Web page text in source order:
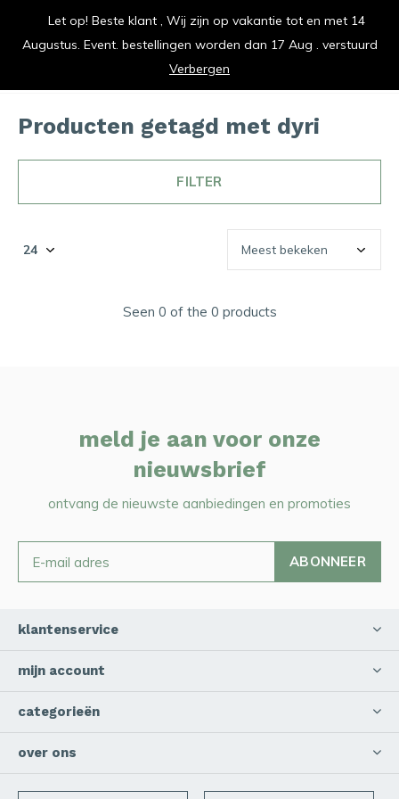
vrolijk je keuken op
Producten getagd met dyri
FILTER
Seen 0 of the 0 products
meld je aan voor onze
nieuwsbrief
ontvang de nieuwste aanbiedingen en promoties
ABONNEER
klantenservice
mijn account
categorieën
over ons
Let op! Beste klant , Wij zijn op vakantie tot en met 14
Augustus. Event. bestellingen worden dan 17 Aug . verstuurd
Verbergen